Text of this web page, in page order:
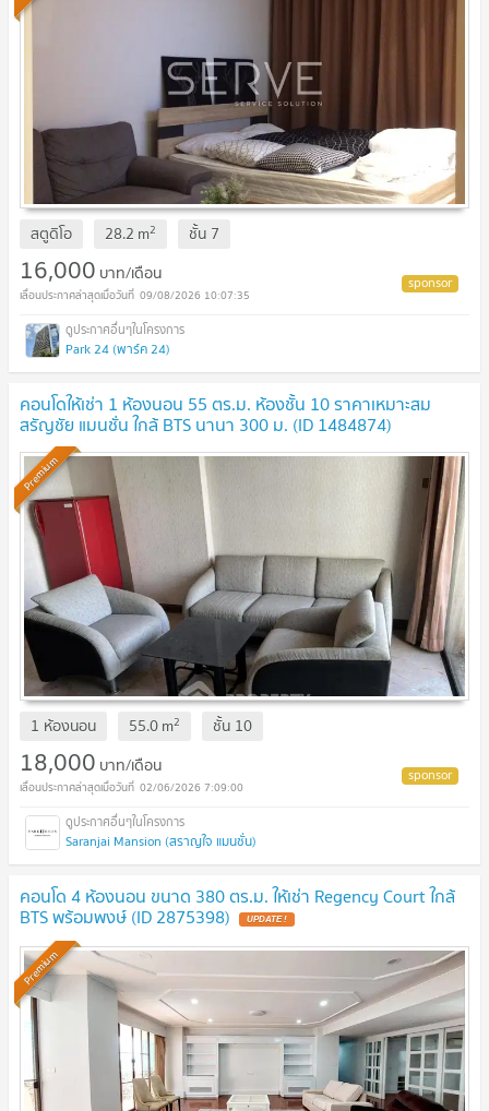
สตูดิโอ 28.2 m2 ชั้น 7
16,000 บาท/เดือน
09/08/2026 10:07:35
Park 24 (พาร์ค 24)
คอนโดให้เช่า 1 ห้องนอน 55 ตร.ม. ห้องชั้น 10 ราคาเหมาะสม
สรัญชัย แมนชั่น ใกล้ BTS นานา 300 ม. (ID 1484874)
Premium
1 ห้องนอน 55.0m2 ชั้น 10
18,000 บาท/เดือน
02/06/2026 7:09:00
Saranjai Mansion (สราญใจ แมนชั่น)
คอนโด 4 ห้องนอน ขนาด 380 ตร.ม. ให้เช่า Regency Court ใกล้
BTS พร้อมพงษ์ (ID 2875398) UPDATE !
Premium